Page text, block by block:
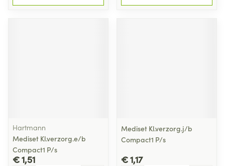
Hartmann
Mediset Kl.verzorg.e/b
Compact1 P/s
€ 1,51
Mediset Kl.verzorg.j/b
Compact1 P/s
€ 1,17